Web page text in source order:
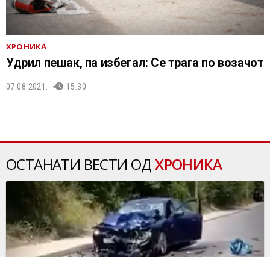
ХРОНИКА
Удрил пешак, па избегал: Се трага по возачот
07.08.2021. 15:30
ОСТАНАТИ ВЕСТИ ОДХРОНИКА